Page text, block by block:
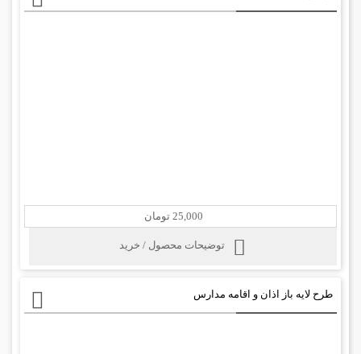
25,000 تومان
توضیحات محصول / خرید
طرح لایه باز اذان و اقامه مدارس